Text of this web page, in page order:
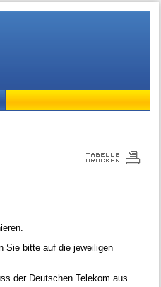
Sie bitte auf die jeweiligen
der Deutschen Telekom aus